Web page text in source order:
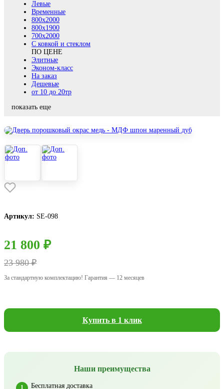
Левые
Временные
800х2000
800x1900
700x2000
С ковкой и стеклом
ПО ЦЕНЕ
Элитные
Эконом-класс
На заказ
Дешевые
от 10 до 20тр
показать еще
Артикул: SE-098
21 800 ₽
23 980 ₽
За стандартную комплектацию! Гарантия — 12 месяцев
Купить в 1 клик
Наши преимущества
Бесплатная доставка